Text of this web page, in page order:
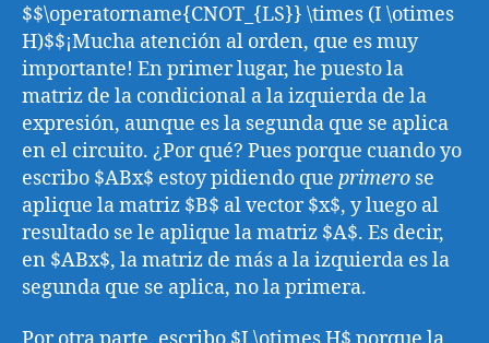
$$\operatorname{CNOT_{LS}} \times (I \otimes
H)$$¡Mucha atención al orden, que es muy
importante! En primer lugar, he puesto la
matriz de la condicional a la izquierda de la
expresión, aunque es la segunda que se aplica
en el circuito. ¿Por qué? Pues porque cuando yo
escribo $ABx$ estoy pidiendo que primero se
aplique la matriz $B$ al vector $x$, y luego al
resultado se le aplique la matriz $A$. Es decir,
en $ABx$, la matriz de más a la izquierda es la
segunda que se aplica, no la primera.